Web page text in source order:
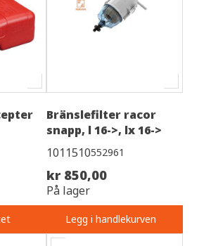
Bränslefilter racor
snapp, l 16->, lx 16->
1011510552961
kr 850,00
På lager
Legg i handlekurven